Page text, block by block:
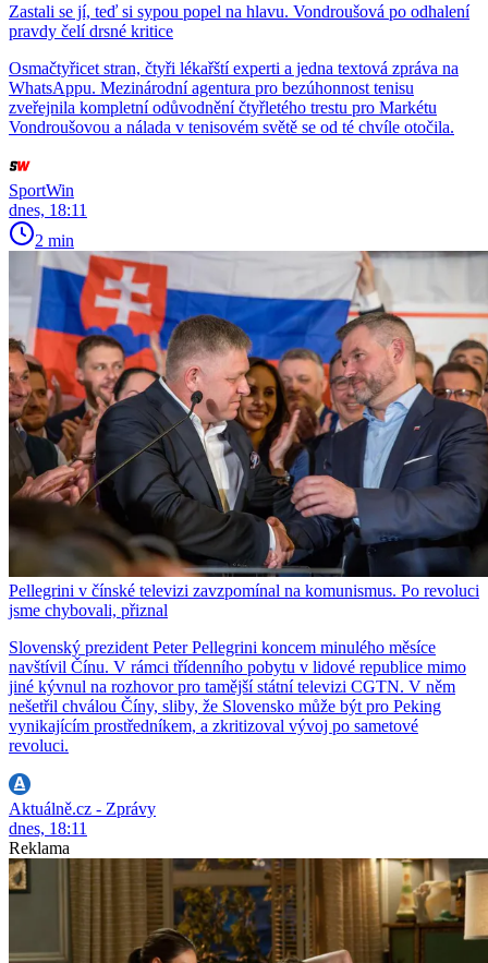
Zastali se jí, teď si sypou popel na hlavu. Vondroušová po odhalení
pravdy čelí drsné kritice
Osmačtyřicet stran, čtyři lékařští experti a jedna textová zpráva na
WhatsAppu. Mezinárodní agentura pro bezúhonnost tenisu
zveřejnila kompletní odůvodnění čtyřletého trestu pro Markétu
Vondroušovou a nálada v tenisovém světě se od té chvíle otočila.
SportWin
dnes, 18:11
2 min
Pellegrini v čínské televizi zavzpomínal na komunismus. Po revoluci
jsme chybovali, přiznal
Slovenský prezident Peter Pellegrini koncem minulého měsíce
navštívil Čínu. V rámci třídenního pobytu v lidové republice mimo
jiné kývnul na rozhovor pro tamější státní televizi CGTN. V něm
nešetřil chválou Číny, sliby, že Slovensko může být pro Peking
vynikajícím prostředníkem, a zkritizoval vývoj po sametové
revoluci.
Aktuálně.cz - Zprávy
dnes, 18:11
Reklama